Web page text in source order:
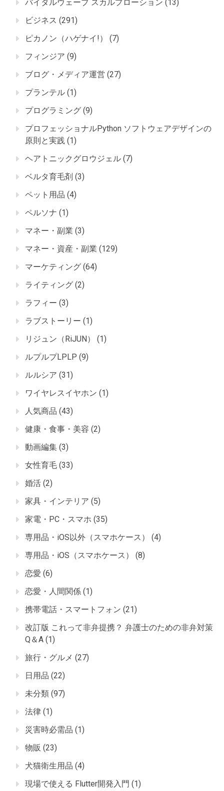
バイタルウェーブ スカルプローション (13)
ビジネス (291)
ピカノン（ハゲナイ!）
(7)
フィンジア (9)
ブログ・メディア運営 (27)
プランテル (1)
プログラミング (9)
プロフェッショナルPython ソフトウェアデザインの
原則と実践 (1)
ヘアトニックグロウジェル (7)
ベルタ育毛剤 (3)
ペット用品 (4)
ペルソナ (1)
マネー・副業 (3)
マネー・資産・副業 (129)
マーケティング (64)
ライティング (2)
ラフィー (3)
ラブストーリー (1)
リジュン（RiJUN）
(1)
ルプルプLPLP (9)
ルルシア (31)
ワイヤレスイヤホン (1)
人気商品 (43)
健康・食事・美容 (2)
動画編集 (3)
女性育毛 (33)
婚活 (2)
家具・インテリア (5)
家電・PC・スマホ (35)
専用品・iOS以外（スマホケース）
(4)
専用品・iOS（スマホケース）
(8)
恋愛 (6)
恋愛・人間関係 (1)
携帯電話・スマートフォン (21)
改訂版 これって非弁提携？ 弁護士のための非弁対策
Q＆A (1)
旅行・グルメ (27)
日用品 (22)
未分類 (97)
法律 (1)
災害時必需品 (1)
物販 (23)
犬猫衛生用品 (4)
現場で使える Flutter開発入門 (1)